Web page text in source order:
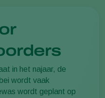
in het najaar, de
wordt vaak
wordt geplant op